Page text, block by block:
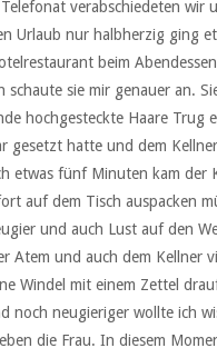
verabschiedeten wir
Urlaub nur halbherzig ging
beim
schaute sie mir genauer an.
hochgesteckte Haare Trug
gesetzt hatte und dem
etwas fünf Minuten kam der
auf dem Tisch auspacken
und auch Lust auf den
Atem und auch dem Kellner
Windel mit einem Zettel
noch neugieriger wollte ich
die Frau. In diesem